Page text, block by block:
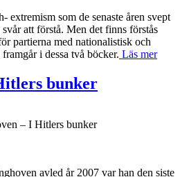
extremism som de senaste åren svept
att förstå. Men det finns förstås
partierna med nationalistisk och
i dessa två böcker. Läs mer
bunker
– I Hitlers bunker
avled år 2007 var han den siste